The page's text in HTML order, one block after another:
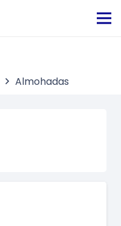
Almohadas